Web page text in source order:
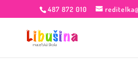
487 872 010